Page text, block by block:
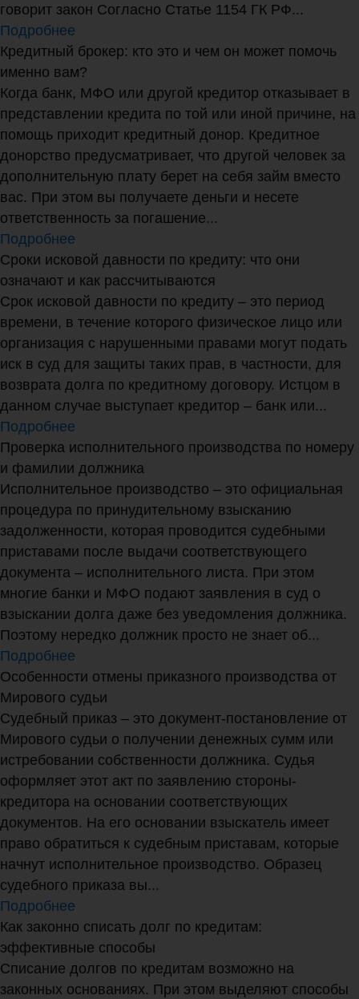
говорит закон Согласно Статье 1154 ГК РФ...
Подробнее
Кредитный брокер: кто это и чем он может помочь
именно вам?
Когда банк, МФО или другой кредитор отказывает в
представлении кредита по той или иной причине, на
помощь приходит кредитный донор. Кредитное
донорство предусматривает, что другой человек за
дополнительную плату берет на себя займ вместо
вас. При этом вы получаете деньги и несете
ответственность за погашение...
Подробнее
Сроки исковой давности по кредиту: что они
означают и как рассчитываются
Срок исковой давности по кредиту – это период
времени, в течение которого физическое лицо или
организация с нарушенными правами могут подать
иск в суд для защиты таких прав, в частности, для
возврата долга по кредитному договору. Истцом в
данном случае выступает кредитор – банк или...
Подробнее
Проверка исполнительного производства по номеру
и фамилии должника
Исполнительное производство – это официальная
процедура по принудительному взысканию
задолженности, которая проводится судебными
приставами после выдачи соответствующего
документа – исполнительного листа. При этом
многие банки и МФО подают заявления в суд о
взыскании долга даже без уведомления должника.
Поэтому нередко должник просто не знает об...
Подробнее
Особенности отмены приказного производства от
Мирового судьи
Судебный приказ – это документ-постановление от
Мирового судьи о получении денежных сумм или
истребовании собственности должника. Судья
оформляет этот акт по заявлению стороны-
кредитора на основании соответствующих
документов. На его основании взыскатель имеет
право обратиться к судебным приставам, которые
начнут исполнительное производство. Образец
судебного приказа вы...
Подробнее
Как законно списать долг по кредитам:
эффективные способы
Списание долгов по кредитам возможно на
законных основаниях. При этом выделяют способы